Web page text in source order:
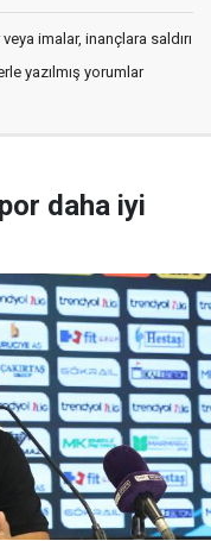
imalar, inançlara saldırı
yazılmış yorumlar
daha iyi